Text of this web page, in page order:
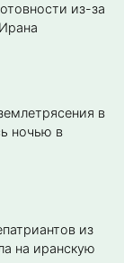
из-за
в
ночью в
из
на иранскую